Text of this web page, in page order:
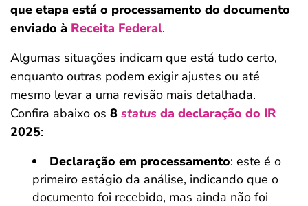
que etapa está o processamento do documento
enviado à Receita Federal.
Algumas situações indicam que está tudo certo,
enquanto outras podem exigir ajustes ou até
mesmo levar a uma revisão mais detalhada.
Confira abaixo os 8 status da declaração do IR
2025:
Declaração em processamento: este é o
primeiro estágio da análise, indicando que o
documento foi recebido, mas ainda não foi